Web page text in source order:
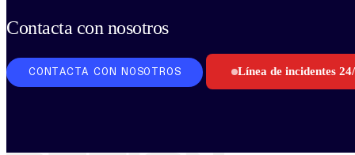
Contacta con nosotros
CONTACTA CON NOSOTROS Línea de incidentes